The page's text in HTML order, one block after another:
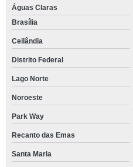
Águas Claras
Brasília
Ceilândia
Distrito Federal
Lago Norte
Noroeste
Park Way
Recanto das Emas
Santa Maria